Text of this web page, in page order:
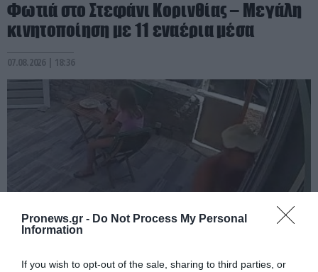
Pronews.gr - Do Not Process My Personal
Information
If you wish to opt-out of the sale, sharing to third parties, or
Φωτιά στο Στεφάνι Κορινθίας – Μεγάλη
κινητοποίηση με 11 εναέρια μέσα
07.08.2026 | 18:36
PRONEWS.GR / ΕΣΩΤΕΡΙΚΗ ΑΣΦΑΛΕΙΑ